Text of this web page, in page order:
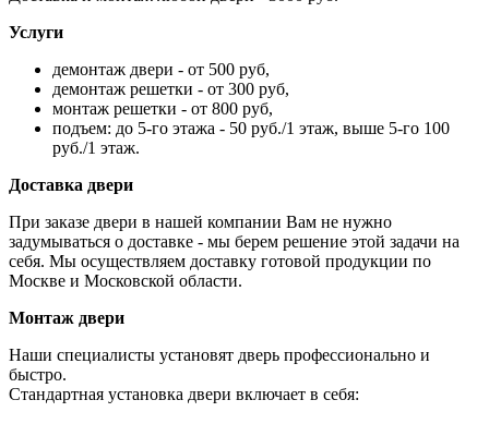
Услуги
демонтаж двери - от 500 руб,
демонтаж решетки - от 300 руб,
монтаж решетки - от 800 руб,
подъем: до 5-го этажа - 50 руб./1 этаж, выше 5-го 100
руб./1 этаж.
Доставка двери
При заказе двери в нашей компании Вам не нужно
задумываться о доставке - мы берем решение этой задачи на
себя. Мы осуществляем доставку готовой продукции по
Москве и Московской области.
Монтаж двери
Наши специалисты установят дверь профессионально и
быстро.
Стандартная установка двери включает в себя: